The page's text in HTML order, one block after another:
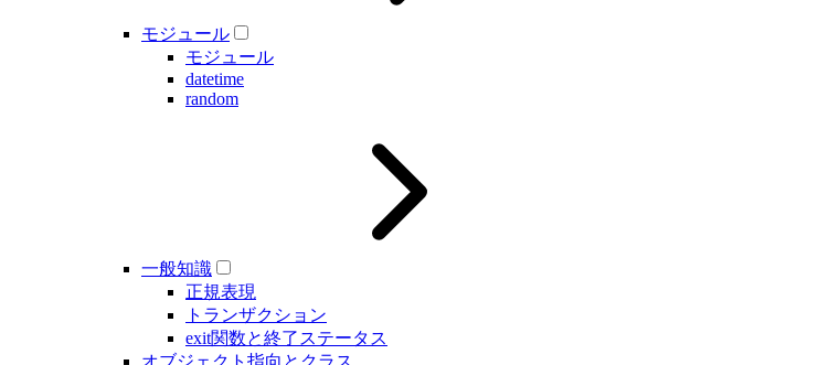
モジュール
モジュール
datetime
random
一般知識
正規表現
トランザクション
exit関数と終了ステータス
オブジェクト指向とクラス